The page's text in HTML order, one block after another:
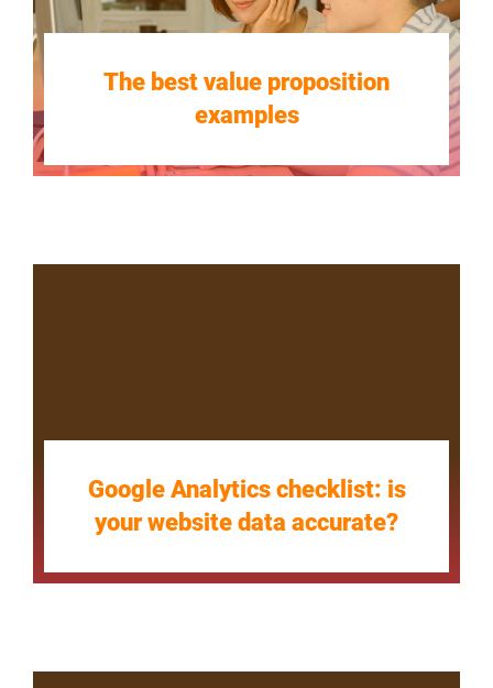
The best value proposition
examples
Google Analytics checklist: is
your website data accurate?